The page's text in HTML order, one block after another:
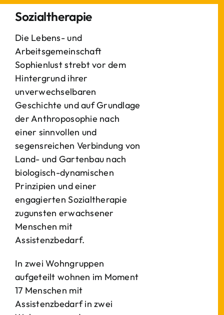
Sozialtherapie
Die Lebens- und
Arbeitsgemeinschaft
Sophienlust strebt vor dem
Hintergrund ihrer
unverwechselbaren
Geschichte und auf Grundlage
der Anthroposophie nach
einer sinnvollen und
segensreichen Verbindung von
Land- und Gartenbau nach
biologisch-dynamischen
Prinzipien und einer
engagierten Sozialtherapie
zugunsten erwachsener
Menschen mit
Assistenzbedarf.
In zwei Wohngruppen
aufgeteilt wohnen im Moment
17 Menschen mit
Assistenzbedarf in zwei